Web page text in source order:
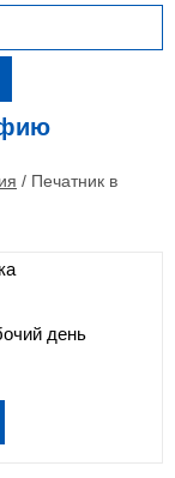
/ Печатник в
день